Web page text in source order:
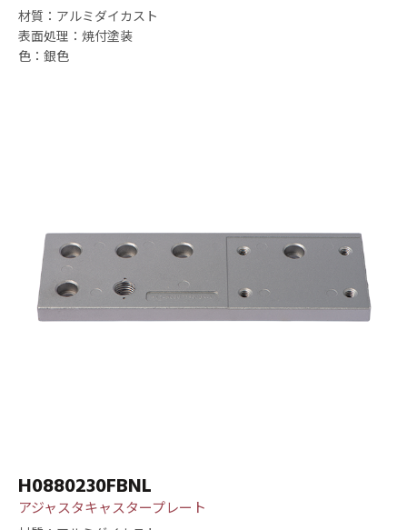
材質：アルミダイカスト
表面処理：焼付塗装
色：銀色
H0880230FBNL
アジャスタキャスタープレート